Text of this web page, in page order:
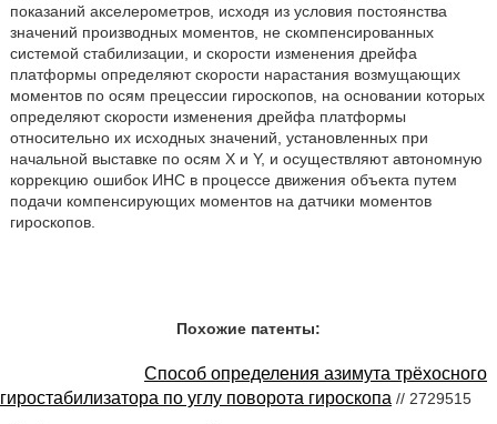
показаний акселерометров, исходя из условия постоянства
значений производных моментов, не скомпенсированных
системой стабилизации, и скорости изменения дрейфа
платформы определяют скорости нарастания возмущающих
моментов по осям прецессии гироскопов, на основании которых
определяют скорости изменения дрейфа платформы
относительно их исходных значений, установленных при
начальной выставке по осям Х и Y, и осуществляют автономную
коррекцию ошибок ИНС в процессе движения объекта путем
подачи компенсирующих моментов на датчики моментов
гироскопов.
Похожие патенты:
Способ определения азимута трёхосного
гиростабилизатора по углу поворота гироскопа // 2729515